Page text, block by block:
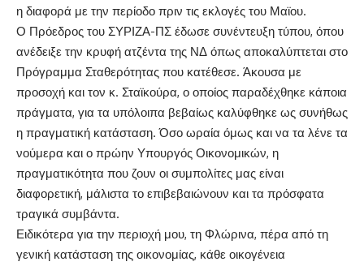
η διαφορά με την περίοδο πριν τις εκλογές του Μαϊου.
Ο Πρόεδρος του ΣΥΡΙΖΑ-ΠΣ έδωσε συνέντευξη τύπου, όπου
ανέδειξε την κρυφή ατζέντα της ΝΔ όπως αποκαλύπτεται στο
Πρόγραμμα Σταθερότητας που κατέθεσε. Άκουσα με
προσοχή και τον κ. Σταϊκούρα, ο οποίος παραδέχθηκε κάποια
πράγματα, για τα υπόλοιπα βεβαίως καλύφθηκε ως συνήθως
η πραγματική κατάσταση. Όσο ωραία όμως και να τα λένε τα
νούμερα και ο πρώην Υπουργός Οικονομικών, η
πραγματικότητα που ζουν οι συμπολίτες μας είναι
διαφορετική, μάλιστα το επιβεβαιώνουν και τα πρόσφατα
τραγικά συμβάντα.
Ειδικότερα για την περιοχή μου, τη Φλώρινα, πέρα από τη
γενική κατάσταση της οικονομίας, κάθε οικογένεια